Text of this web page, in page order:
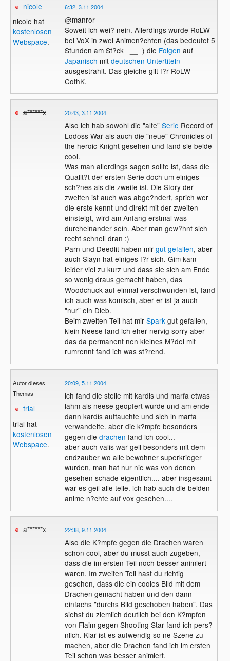
nicole
nicole hat
kostenlosen
Webspace.
6:32, 3.11.2004
@manror
Soweit ich wei? nein. Allerdings wurde RoLW
bei VoX in zwei Animen?chten (das bedeutet 5
Stunden am St?ck =__=) die Folgen auf
Japanisch mit deutschen Untertiteln
ausgestrahlt. Das gleiche gilt f?r RoLW -
CothK.
a******x 20:43, 3.11.2004
Also ich hab sowohl die "alte" Serie Record of
Lodoss War als auch die "neue" Chronicles of
the heroic Knight gesehen und fand sie beide
cool.
Was man allerdings sagen sollte ist, dass die
Qualit?t der ersten Serie doch um einiges
sch?nes als die zweite ist. Die Story der
zweiten ist auch was abge?ndert, sprich wer
die erste kennt und direkt mit der zweiten
einsteigt, wird am Anfang erstmal was
durcheinander sein. Aber man gew?hnt sich
recht schnell dran :)
Parn und Deedlit haben mir gut gefallen, aber
auch Slayn hat einiges f?r sich. Gim kam
leider viel zu kurz und dass sie sich am Ende
so wenig draus gemacht haben, das
Woodchuck auf einmal verschwunden ist, fand
ich auch was komisch, aber er ist ja auch
"nur" ein Dieb.
Beim zweiten Teil hat mir Spark gut gefallen,
klein Neese fand ich eher nervig sorry aber
das da permanent nen kleines M?del mit
rumrennt fand ich was st?rend.
Autor dieses
Themas
trial
trial hat
kostenlosen
Webspace.
20:09, 5.11.2004
ich fand die stelle mit kardis und marfa etwas
lahm als neese geopfert wurde und am ende
dann kardis auftauchte und sich in marfa
verwandelte. aber die k?mpfe besonders
gegen die drachen fand ich cool...
aber auch valis war geil besonders mit dem
endzauber wo alle bewohner superkrieger
wurden, man hat nur nie was von denen
gesehen schade eigentlich.... aber insgesamt
war es geil alle teile. ich hab auch die beiden
anime n?chte auf vox gesehen....
a******x 22:38, 9.11.2004
Also die K?mpfe gegen die Drachen waren
schon cool, aber du musst auch zugeben,
dass die im ersten Teil noch besser animiert
waren. Im zweiten Teil hast du richtig
gesehen, dass die ein cooles Bild mit dem
Drachen gemacht haben und den dann
einfachs "durchs Bild geschoben haben". Das
siehst du ziemlich deutlich bei den K?mpfen
von Flaim gegen Shooting Star fand ich pers?
nlich. Klar ist es aufwendig so ne Szene zu
machen, aber die Drachen fand ich im ersten
Teil schon was besser animiert.